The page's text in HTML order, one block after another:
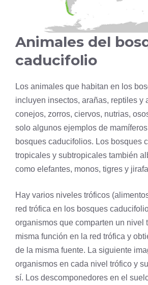
Animales del
caducifolio
Los animales que habitan en los
incluyen insectos, arañas, reptiles y
conejos, zorros, ciervos, nutrias,
solo algunos ejemplos de
bosques caducifolios. Los bosques
tropicales y subtropicales también
como elefantes, monos, tigres y
Hay varios niveles tróficos
red trófica en los bosques
organismos que comparten un nivel
misma función en la red trófica y
de la misma fuente. La siguiente
organismos en cada nivel trófico y
sí. Los descomponedores en el